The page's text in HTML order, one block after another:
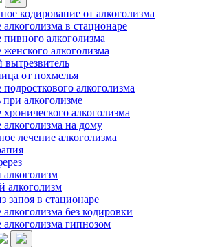
кодирование от алкоголизма
в стационаре
пивного алкоголизма
алкоголизма
вытрезвитель
от похмелья
алкоголизма
алкоголизме
алкоголизма
алкоголизма на дому
лечение алкоголизма
алкоголизм
запоя в стационаре
без кодировки
алкоголизма гипнозом